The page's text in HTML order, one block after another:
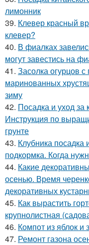
лимонник
39. Клевер красный
клевер?
40. В фиалках
могут завестись на
41. Засолка огурцов
маринованных
зиму
42. Посадка и уход за
Инструкция по
грунте
43. Клубника посадка
подкормка. Когда
44. Какие
осенью. Время
декоративных
45. Как вырастить
крупнолистная
46. Компот из яблок и
47. Ремонт газона